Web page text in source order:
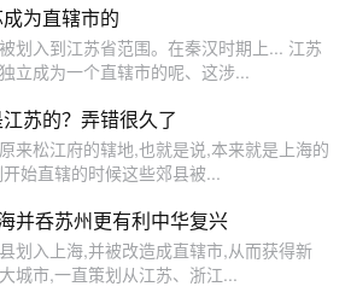
为直辖市的
划入到江苏省范围。在秦汉时期上... 江苏
立成为一个直辖市的呢、这涉...
苏的？弄错很久了
来松江府的辖地,也就是说,本来就是上海的
始直辖的时候这些郊县被...
并呑苏州更有利中华复兴
划入上海,并被改造成直辖市,从而获得新
城市,一直策划从江苏、浙江...